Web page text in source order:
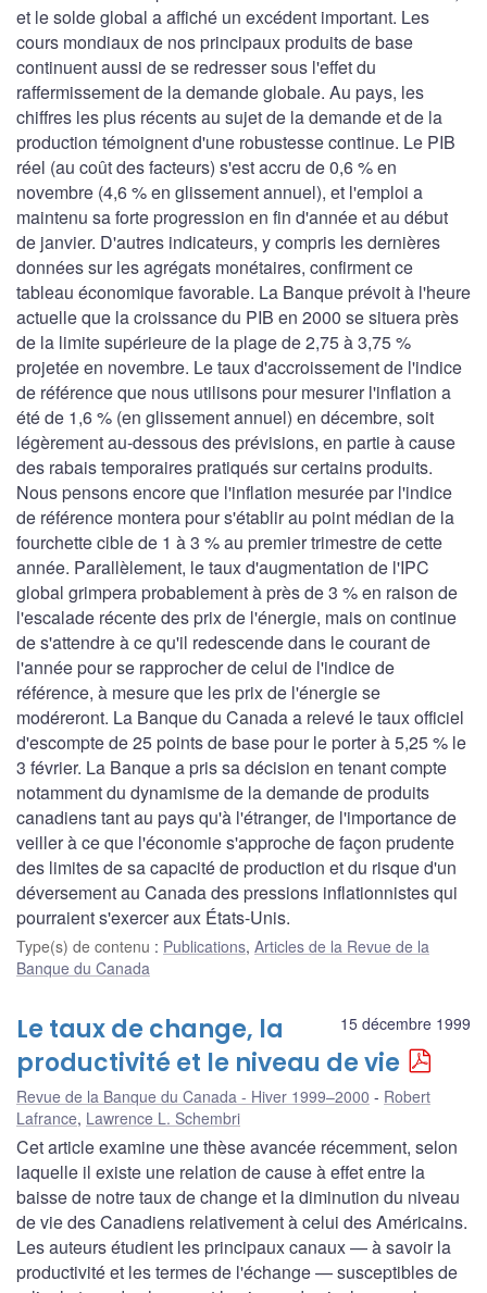
et le solde global a affiché un excédent important. Les
cours mondiaux de nos principaux produits de base
continuent aussi de se redresser sous l'effet du
raffermissement de la demande globale. Au pays, les
chiffres les plus récents au sujet de la demande et de la
production témoignent d'une robustesse continue. Le PIB
réel (au coût des facteurs) s'est accru de 0,6 % en
novembre (4,6 % en glissement annuel), et l'emploi a
maintenu sa forte progression en fin d'année et au début
de janvier. D'autres indicateurs, y compris les dernières
données sur les agrégats monétaires, confirment ce
tableau économique favorable. La Banque prévoit à l'heure
actuelle que la croissance du PIB en 2000 se situera près
de la limite supérieure de la plage de 2,75 à 3,75 %
projetée en novembre. Le taux d'accroissement de l'indice
de référence que nous utilisons pour mesurer l'inflation a
été de 1,6 % (en glissement annuel) en décembre, soit
légèrement au-dessous des prévisions, en partie à cause
des rabais temporaires pratiqués sur certains produits.
Nous pensons encore que l'inflation mesurée par l'indice
de référence montera pour s'établir au point médian de la
fourchette cible de 1 à 3 % au premier trimestre de cette
année. Parallèlement, le taux d'augmentation de l'IPC
global grimpera probablement à près de 3 % en raison de
l'escalade récente des prix de l'énergie, mais on continue
de s'attendre à ce qu'il redescende dans le courant de
l'année pour se rapprocher de celui de l'indice de
référence, à mesure que les prix de l'énergie se
modéreront. La Banque du Canada a relevé le taux officiel
d'escompte de 25 points de base pour le porter à 5,25 % le
3 février. La Banque a pris sa décision en tenant compte
notamment du dynamisme de la demande de produits
canadiens tant au pays qu'à l'étranger, de l'importance de
veiller à ce que l'économie s'approche de façon prudente
des limites de sa capacité de production et du risque d'un
déversement au Canada des pressions inflationnistes qui
pourraient s'exercer aux États-Unis.
Type(s) de contenu : Publications, Articles de la Revue de la
Banque du Canada
15 décembre 1999
Le taux de change, la
productivité et le niveau de vie
Revue de la Banque du Canada - Hiver 1999–2000
Robert
Lafrance, Lawrence L. Schembri
Cet article examine une thèse avancée récemment, selon
laquelle il existe une relation de cause à effet entre la
baisse de notre taux de change et la diminution du niveau
de vie des Canadiens relativement à celui des Américains.
Les auteurs étudient les principaux canaux — à savoir la
productivité et les termes de l'échange — susceptibles de